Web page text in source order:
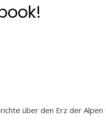
über den Erz der